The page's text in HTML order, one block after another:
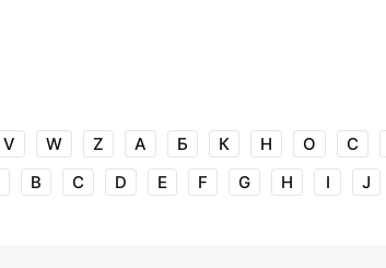
B C D E F G H I J
V W Z А Б К Н О С